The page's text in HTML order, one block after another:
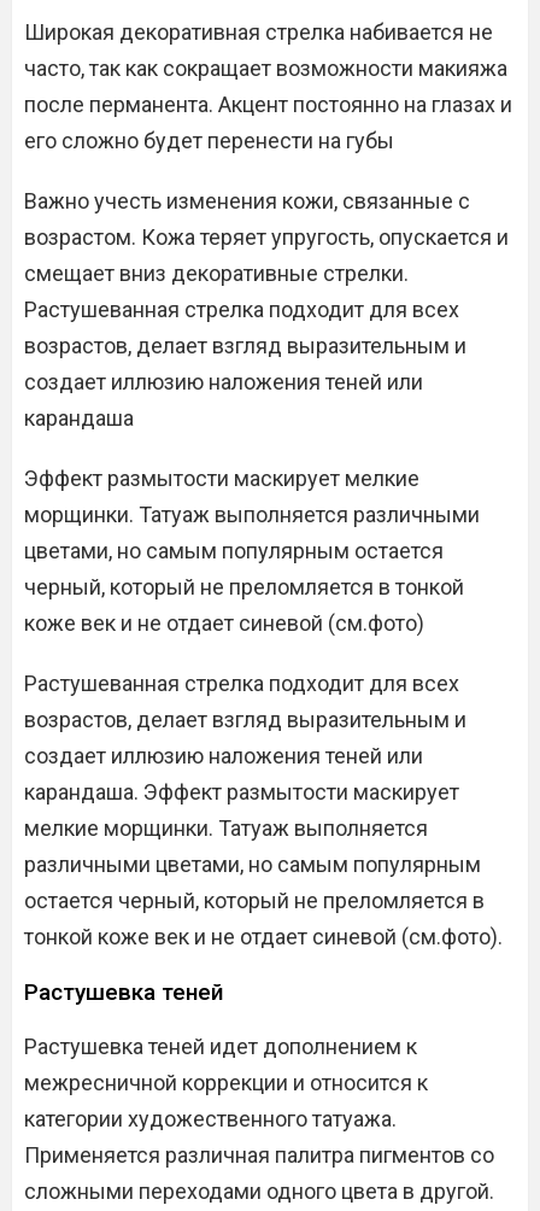
Широкая декоративная стрелка набивается не
часто, так как сокращает возможности макияжа
после перманента. Акцент постоянно на глазах и
его сложно будет перенести на губы
Важно учесть изменения кожи, связанные с
возрастом. Кожа теряет упругость, опускается и
смещает вниз декоративные стрелки.
Растушеванная стрелка подходит для всех
возрастов, делает взгляд выразительным и
создает иллюзию наложения теней или
карандаша
Эффект размытости маскирует мелкие
морщинки. Татуаж выполняется различными
цветами, но самым популярным остается
черный, который не преломляется в тонкой
коже век и не отдает синевой (см.фото)
Растушеванная стрелка подходит для всех
возрастов, делает взгляд выразительным и
создает иллюзию наложения теней или
карандаша. Эффект размытости маскирует
мелкие морщинки. Татуаж выполняется
различными цветами, но самым популярным
остается черный, который не преломляется в
тонкой коже век и не отдает синевой (см.фото).
Растушевка теней
Растушевка теней идет дополнением к
межресничной коррекции и относится к
категории художественного татуажа.
Применяется различная палитра пигментов со
сложными переходами одного цвета в другой.